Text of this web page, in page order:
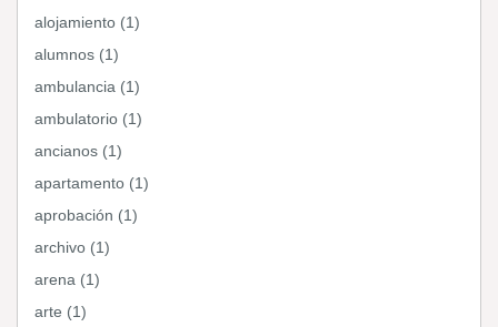
alojamiento (1)
alumnos (1)
ambulancia (1)
ambulatorio (1)
ancianos (1)
apartamento (1)
aprobación (1)
archivo (1)
arena (1)
arte (1)